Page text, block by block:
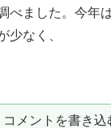
べました。今年
少なく、
コメントを書き込